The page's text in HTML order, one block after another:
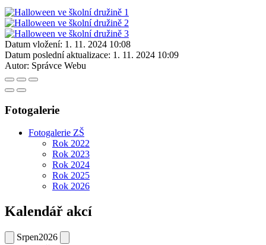
Datum vložení: 1. 11. 2024 10:08
Datum poslední aktualizace: 1. 11. 2024 10:09
Autor: Správce Webu
Fotogalerie
Fotogalerie ZŠ
Rok 2022
Rok 2023
Rok 2024
Rok 2025
Rok 2026
Kalendář akcí
Srpen2026